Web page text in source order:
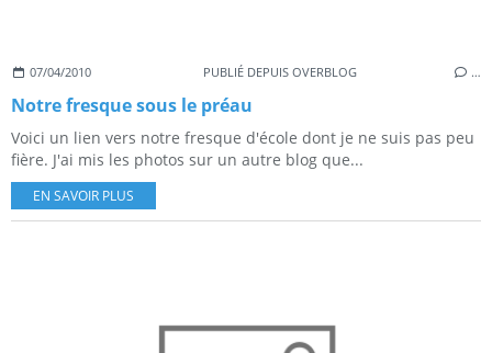
07/04/2010 PUBLIÉ DEPUIS OVERBLOG …
Notre fresque sous le préau
Voici un lien vers notre fresque d'école dont je ne suis pas peu
fière. J'ai mis les photos sur un autre blog que...
EN SAVOIR PLUS